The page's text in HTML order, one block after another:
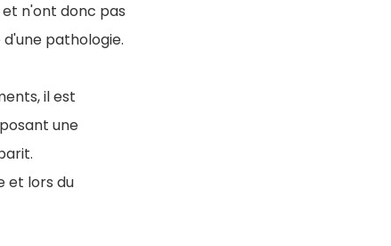
n'ont donc pas
pathologie.
il est
une
.
et lors du